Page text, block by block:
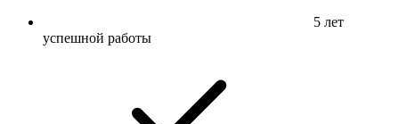
5 лет
успешной работы